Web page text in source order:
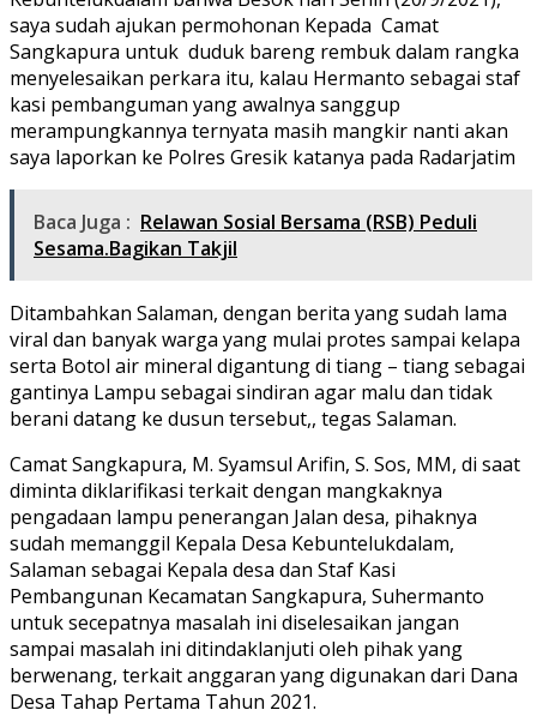
saya sudah ajukan permohonan Kepada Camat
Sangkapura untuk duduk bareng rembuk dalam rangka
menyelesaikan perkara itu, kalau Hermanto sebagai staf
kasi pembanguman yang awalnya sanggup
merampungkannya ternyata masih mangkir nanti akan
saya laporkan ke Polres Gresik katanya pada Radarjatim
Baca Juga : Relawan Sosial Bersama (RSB) Peduli
Sesama.Bagikan Takjil
Ditambahkan Salaman, dengan berita yang sudah lama
viral dan banyak warga yang mulai protes sampai kelapa
serta Botol air mineral digantung di tiang – tiang sebagai
gantinya Lampu sebagai sindiran agar malu dan tidak
berani datang ke dusun tersebut,, tegas Salaman.
Camat Sangkapura, M. Syamsul Arifin, S. Sos, MM, di saat
diminta diklarifikasi terkait dengan mangkaknya
pengadaan lampu penerangan Jalan desa, pihaknya
sudah memanggil Kepala Desa Kebuntelukdalam,
Salaman sebagai Kepala desa dan Staf Kasi
Pembangunan Kecamatan Sangkapura, Suhermanto
untuk secepatnya masalah ini diselesaikan jangan
sampai masalah ini ditindaklanjuti oleh pihak yang
berwenang, terkait anggaran yang digunakan dari Dana
Desa Tahap Pertama Tahun 2021.